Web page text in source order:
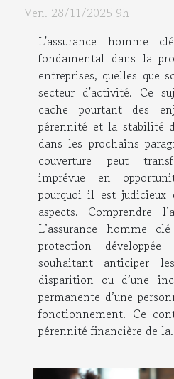
Ven. 28/11/2025 9h
L'assurance homme
fondamental dans la
entreprises, quelles que
secteur d'activité. Ce
cache pourtant des
pérennité et la stabilité
dans les prochains
couverture peut
imprévue en
pourquoi il est
aspects. Comprendre
L’assurance homme
protection
souhaitant anticiper
disparition ou d’une
permanente d’une
fonctionnement. Ce
pérennité financière de